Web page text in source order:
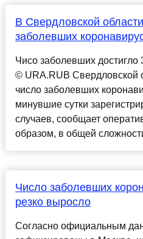
В Свердловской
заболевших
Чисо заболевших
© URA.RUВ Свердловской
число заболевших
минувшие сутки
случаев, сообщает
образом, в общей
Число заболевших
резко выросло
Согласно официальным